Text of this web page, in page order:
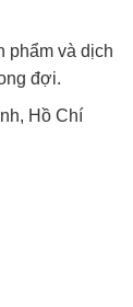
phẩm và dịch
đợi.
Hồ Chí